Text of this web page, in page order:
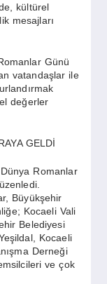
kültürel
mesajları
Günü
vatandaşlar ile
değerler
GELDİ
Romanlar
Büyükşehir
Kocaeli Vali
Belediyesi
Kocaeli
Derneği
ve çok